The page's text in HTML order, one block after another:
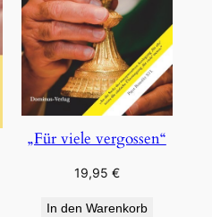
„Für viele vergossen“
19,95 €
In den Warenkorb